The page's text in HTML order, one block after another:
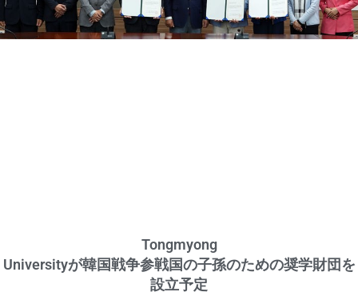
Tongmyong
Universityが韓国戦争参戦国の子孫のための奨学財団を
設立予定